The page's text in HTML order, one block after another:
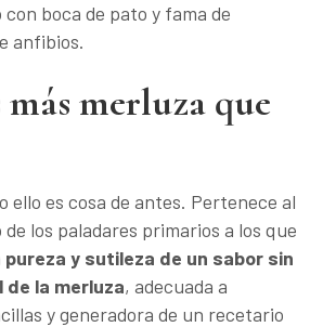
boca de pato y fama de
anfibios.
más merluza que
ello es cosa de antes. Pertenece al
los paladares primarios a los que
pureza y sutileza de un sabor sin
la merluza, adecuada a
y generadora de un recetario